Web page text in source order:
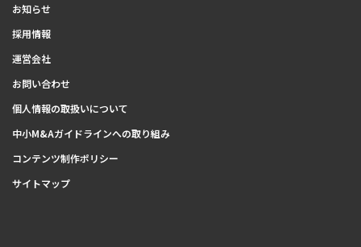
お知らせ
採用情報
運営会社
お問い合わせ
個人情報の取扱いについて
中小M&Aガイドラインへの取り組み
コンテンツ制作ポリシー
サイトマップ